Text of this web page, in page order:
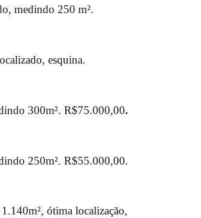
medindo 250 m².
esquina.
300m². R$75.000,00.
250m². R$55.000,00.
ótima localização,